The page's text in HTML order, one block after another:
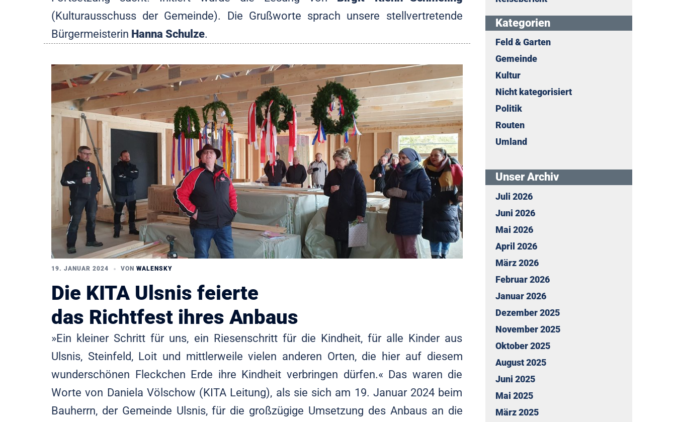
(Kulturausschuss der Gemeinde). Die Grußworte sprach unsere stellvertretende
Bürgermeisterin Hanna Schulze.
19. JANUAR 2024 VON WALENSKY
Die KITA Ulsnis feierte
das Richtfest ihres Anbaus
»Ein kleiner Schritt für uns, ein Riesenschritt für die Kindheit, für alle Kinder aus
Ulsnis, Steinfeld, Loit und mittlerweile vielen anderen Orten, die hier auf diesem
wunderschönen Fleckchen Erde ihre Kindheit verbringen dürfen.« Das waren die
Worte von Daniela Völschow (KITA Leitung), als sie sich am 19. Januar 2024 beim
Bauherrn, der Gemeinde Ulsnis, für die großzügige Umsetzung des Anbaus an die
Kategorien
Feld & Garten
Gemeinde
Kultur
Nicht kategorisiert
Politik
Routen
Umland
Unser Archiv
Juli 2026
Juni 2026
Mai 2026
April 2026
März 2026
Februar 2026
Januar 2026
Dezember 2025
November 2025
Oktober 2025
August 2025
Juni 2025
Mai 2025
März 2025